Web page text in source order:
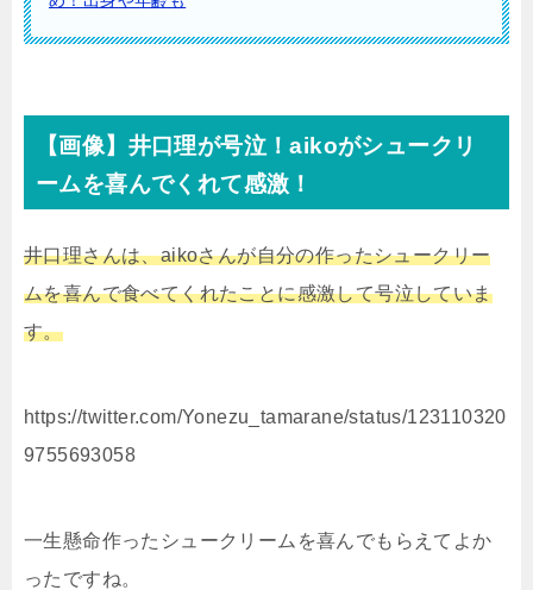
【画像】井口理が号泣！aikoがシュークリ
ームを喜んでくれて感激！
井口理さんは、aikoさんが自分の作ったシュークリー
ムを喜んで食べてくれたことに感激して号泣していま
す。
https://twitter.com/Yonezu_tamarane/status/123110320
9755693058
一生懸命作ったシュークリームを喜んでもらえてよか
ったですね。